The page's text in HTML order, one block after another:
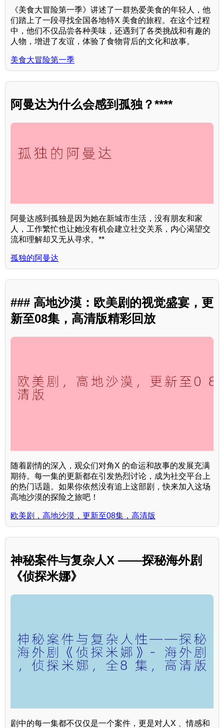
《美食大冒险第一季》讲述了一群热爱美食的年轻人，他
们踏上了一段寻找全国各地特X 美食的旅程。在这个过程
中，他们不仅品尝各种美味，还遇到了各类挑战和有趣的
人物，增进了友谊，体验了食物背后的文化和故事。
美食大冒险第一季
阿曼达为什么会感到孤独？****
阿曼达感到孤独是因为她在新城市生活，没有朋友和家
人，工作繁忙也让她没有机会建立社交关系，内心渴望交
流和理解却又无从寻求。**
孤独的阿曼达
### 高地沙漠：欧美剧的视觉盛宴，更
新至08集，高清版精彩回放
随着剧情的深入，观众们对角X 的命运和故事的发展充满
期待。每一集的更新都在引发热烈讨论，成为社交平台上
的热门话题。如果你依然没有追上这部剧，快来加入这场
高地沙漠的探险之旅吧！
欧美剧，高地沙漠，更新至08集，高清版
神秘案件与复杂人X ——探秘海外剧
《侦探米娜》
剧中的每一集都不仅仅是一个案件，更是对人X 、情感和